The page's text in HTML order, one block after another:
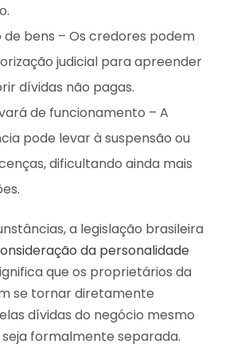
de bens – Os credores podem
judicial para apreender
dívidas não pagas.
de funcionamento – A
pode levar à suspensão ou
dificultando ainda mais
a legislação brasileira
da personalidade
que os proprietários da
se tornar diretamente
dívidas do negócio mesmo
formalmente separada.